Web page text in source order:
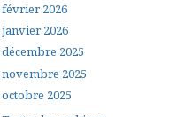
février 2026
janvier 2026
décembre 2025
novembre 2025
octobre 2025